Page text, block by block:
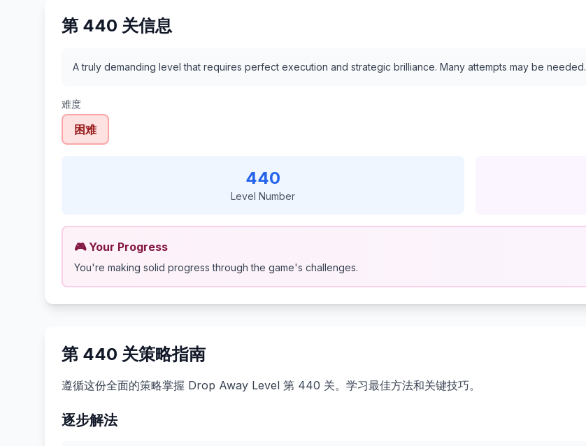
第 440 关信息
A truly demanding level that requires perfect execution and strategic brilliance. Many attempts may be needed.
难度
困难
440
Level Number
🎮 Your Progress
You're making solid progress through the game's challenges.
第 440 关策略指南
遵循这份全面的策略掌握 Drop Away Level 第 440 关。学习最佳方法和关键技巧。
逐步解法